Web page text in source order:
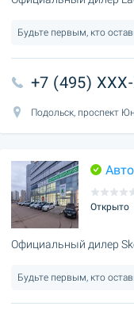
Будьте первым, кто
+7 (495)
Подольск, проспект
Открыто
Официальный дилер
Будьте первым, кто